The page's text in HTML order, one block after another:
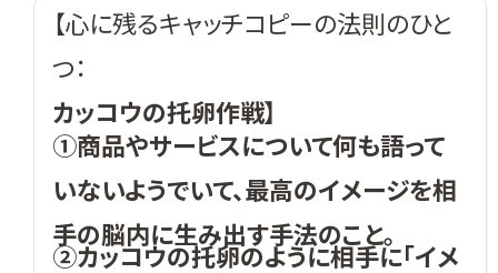
【心に残るキャッチコピーの法則のひと
つ：
カッコウの托卵作戦】
①商品やサービスについて何も語って
いないようでいて、最高のイメージを相
手の脳内に生み出す手法のこと。
②カッコウの托卵のように相手に「イメ